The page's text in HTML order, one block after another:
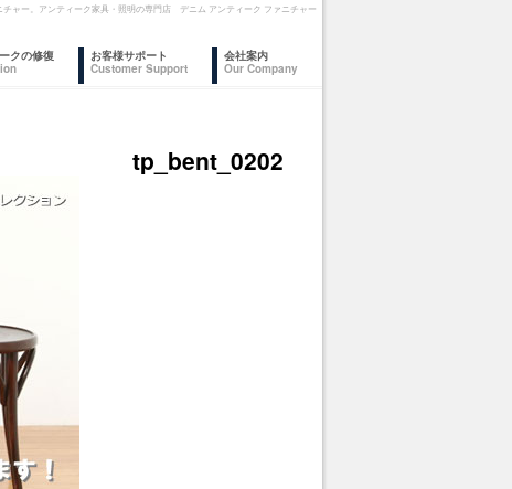
チャー。アンティーク家具・照明の専門店 デニム アンティーク ファニチャー
クの修復
お客様サポート
Customer Support
会社案内
Our Company
tp_bent_0202